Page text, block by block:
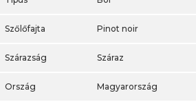
Szőlőfajta Pinot noir
Szárazság Száraz
Ország Magyarország